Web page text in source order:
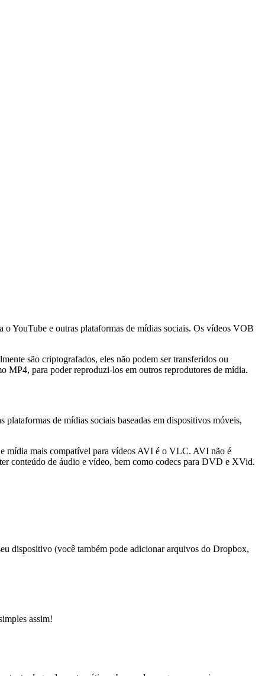
YouTube e outras plataformas de mídias sociais. Os vídeos VOB
são criptografados, eles não podem ser transferidos ou
MP4, para poder reproduzi-los em outros reprodutores de mídia.
de mídias sociais baseadas em dispositivos móveis,
mídia mais compatível para vídeos AVI é o VLC. AVI não é
conteúdo de áudio e vídeo, bem como codecs para DVD e XVid.
dispositivo (você também pode adicionar arquivos do Dropbox,
assim!